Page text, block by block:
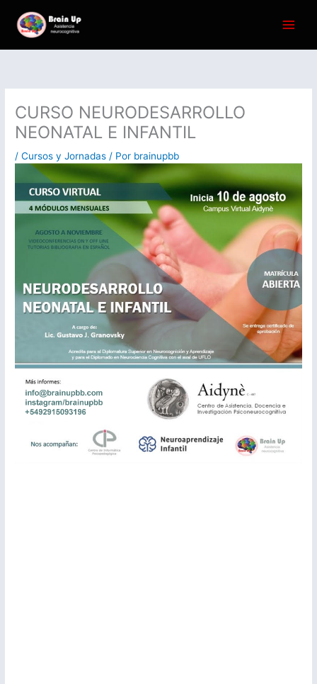
contenido
CURSO NEURODESARROLLO
NEONATAL E INFANTIL
/Cursos y Jornadas / Por brainupbb